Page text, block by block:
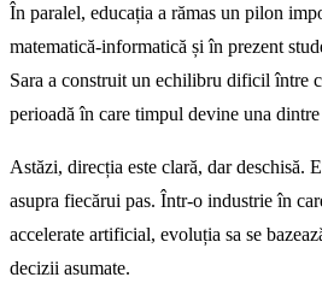
În paralel, educația a rămas un pilon
matematică-informatică și în prezent
Sara a construit un echilibru dificil între
perioadă în care timpul devine una
Astăzi, direcția este clară, dar deschisă.
asupra fiecărui pas. Într-o industrie în
accelerate artificial, evoluția sa se
decizii asumate.